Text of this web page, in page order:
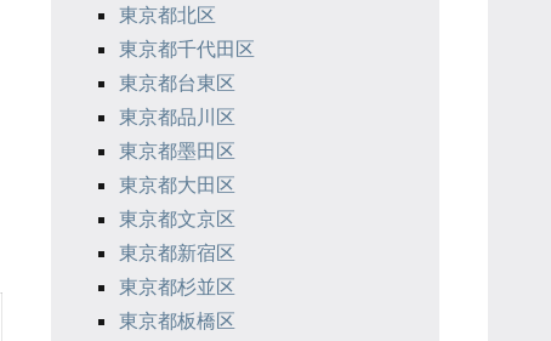
東京都北区
東京都千代田区
東京都台東区
東京都品川区
東京都墨田区
東京都大田区
東京都文京区
東京都新宿区
東京都杉並区
東京都板橋区